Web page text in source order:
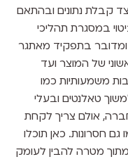
קבלת נתונים ובהתאם
במסגרת תהליכי
בתפקיד מאתגר
של המוצר ועד
משמעותיות כמו
טאלנטים ובעלי
אולם צריך לקחת
חסרונות. כאן תוכלו
מטרה להבין לעומק